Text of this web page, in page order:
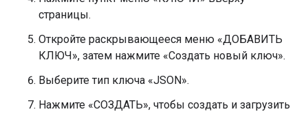
страницы.
Откройте раскрывающееся меню «ДОБАВИТЬ
КЛЮЧ», затем нажмите «Создать новый ключ».
Выберите тип ключа «JSON».
Нажмите «СОЗДАТЬ», чтобы создать и загрузить